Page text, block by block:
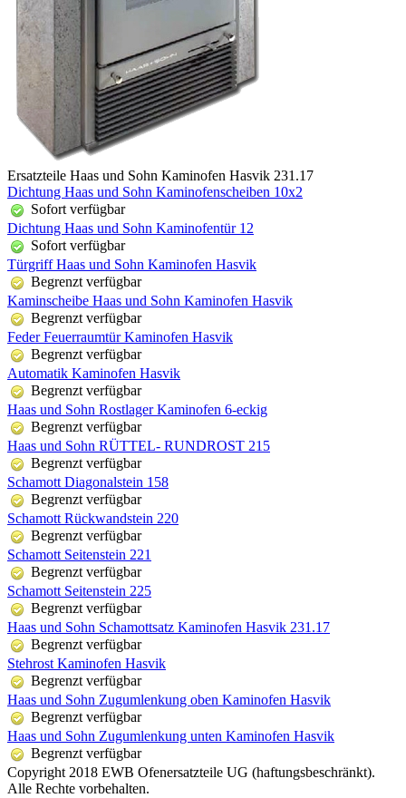
Ersatzteile Haas und Sohn Kaminofen Hasvik 231.17
Dichtung Haas und Sohn Kaminofenscheiben 10x2
Sofort verfügbar
Dichtung Haas und Sohn Kaminofentür 12
Sofort verfügbar
Türgriff Haas und Sohn Kaminofen Hasvik
Begrenzt verfügbar
Kaminscheibe Haas und Sohn Kaminofen Hasvik
Begrenzt verfügbar
Feder Feuerraumtür Kaminofen Hasvik
Begrenzt verfügbar
Automatik Kaminofen Hasvik
Begrenzt verfügbar
Haas und Sohn Rostlager Kaminofen 6-eckig
Begrenzt verfügbar
Haas und Sohn RÜTTEL- RUNDROST 215
Begrenzt verfügbar
Schamott Diagonalstein 158
Begrenzt verfügbar
Schamott Rückwandstein 220
Begrenzt verfügbar
Schamott Seitenstein 221
Begrenzt verfügbar
Schamott Seitenstein 225
Begrenzt verfügbar
Haas und Sohn Schamottsatz Kaminofen Hasvik 231.17
Begrenzt verfügbar
Stehrost Kaminofen Hasvik
Begrenzt verfügbar
Haas und Sohn Zugumlenkung oben Kaminofen Hasvik
Begrenzt verfügbar
Haas und Sohn Zugumlenkung unten Kaminofen Hasvik
Begrenzt verfügbar
Copyright 2018 EWB Ofenersatzteile UG (haftungsbeschränkt).
Alle Rechte vorbehalten.